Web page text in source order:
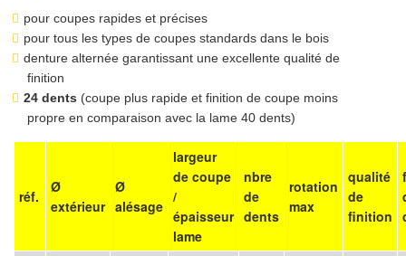
pour coupes rapides et précises
pour tous les types de coupes standards dans le bois
denture alternée garantissant une excellente qualité de
finition
24 dents (coupe plus rapide et finition de coupe moins
propre en comparaison avec la lame 40 dents)
réf.
Ø
extérieur
Ø
alésage
largeur
de coupe
/
épaisseur
lame
nbre
de
dents
rotation
max
qualité
de
finition